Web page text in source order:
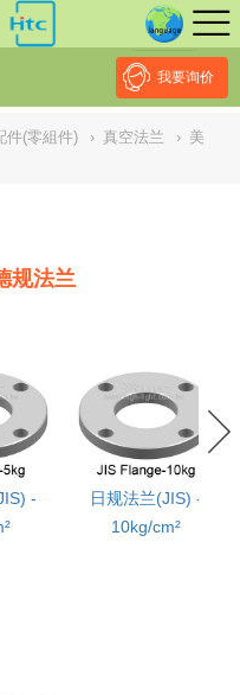
high risk: Unsafe
/**/ // ------------------------------
我要询价
件(零組件) › 真空法兰 › 美
规法兰
-
日规法兰(JIS) -
10kg/cm²